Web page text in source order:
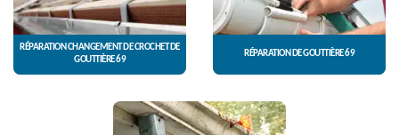
RÉPARATION CHANGEMENT DE CROCHET DE
GOUTTIÈRE 69
RÉPARATION DE GOUTTIÈRE 69